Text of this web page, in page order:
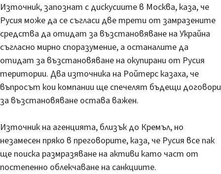
Източник, запознат с дискусиите в Москва, каза, че
Русия може да се съгласи две трети от замразените
средства да отидат за възстановяване на Украйна
съгласно мирно споразумение, а останалите да
отидат за възстановяване на окупирани от Русия
територии. Два източника на Ройтерс казаха, че
въпросът кои компании ще спечелят бъдещи договори
за възстановяване остава важен.
Източник на агенцията, близък до Кремъл, но
незамесен пряко в преговорите, каза, че Русия все пак
ще поиска размразяване на активи като част от
постепенно облекчаване на санкциите.